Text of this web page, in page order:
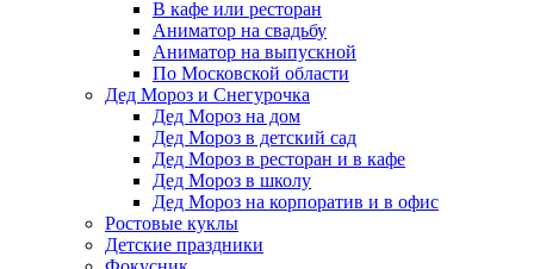
В кафе или ресторан
Аниматор на свадьбу
Аниматор на выпускной
По Московской области
Дед Мороз и Снегурочка
Дед Мороз на дом
Дед Мороз в детский сад
Дед Мороз в ресторан и в кафе
Дед Мороз в школу
Дед Мороз на корпоратив и в офис
Ростовые куклы
Детские праздники